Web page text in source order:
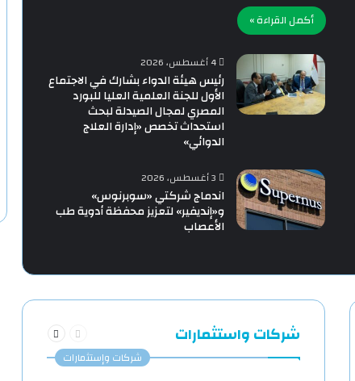
أكمل القراءة »
4 أغسطس، 2026
رئيس هيئة الدواء بشارك في الاجتماع
الأول للجنة العلمية العليا للبورد
المصري لمجال الصيدلة لبحث
استحداث تخصص «إدارة العلاج
الدوائي»
3 أغسطس، 2026
اندماج شركتي «سوبرنوس»
و«إنديفير» لتعزيز محفظة أدوية طب
الأعصاب
شركات واستثمارات
الصفحة
شركات وإستثمارات